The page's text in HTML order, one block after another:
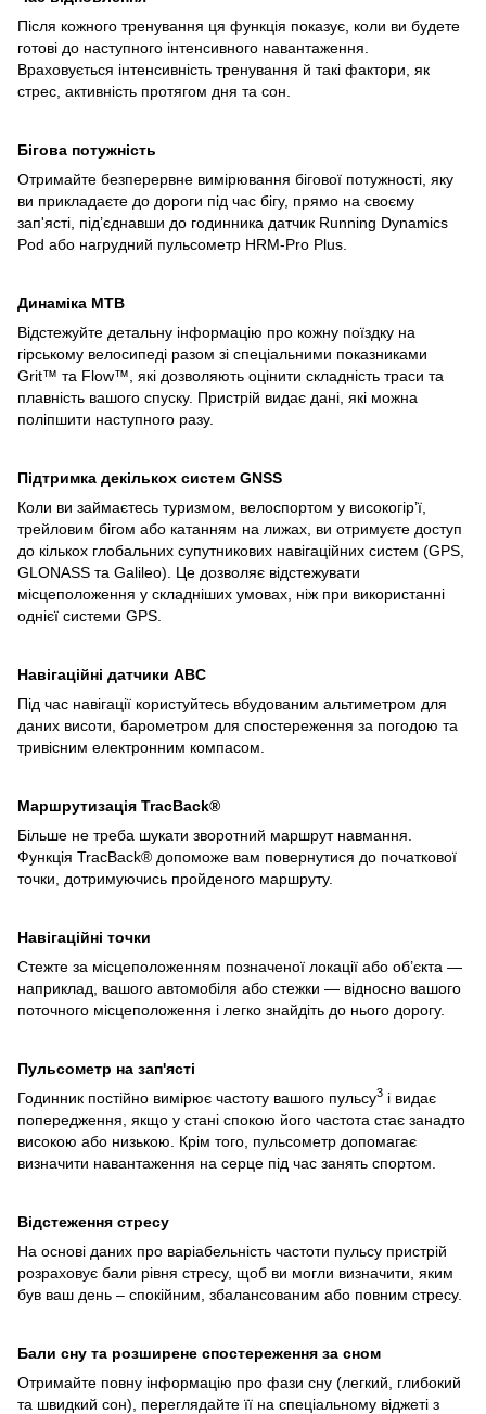
Після кожного тренування ця функція показує, коли ви будете
готові до наступного інтенсивного навантаження.
Враховується інтенсивність тренування й такі фактори, як
стрес, активність протягом дня та сон.
Бігова потужність
Отримайте безперервне вимірювання бігової потужності, яку
ви прикладаєте до дороги під час бігу, прямо на своєму
зап'ясті, під’єднавши до годинника датчик Running Dynamics
Pod або нагрудний пульсометр HRM-Pro Plus.
Динаміка MTB
Відстежуйте детальну інформацію про кожну поїздку на
гірському велосипеді разом зі спеціальними показниками
Grit™ та Flow™, які дозволяють оцінити складність траси та
плавність вашого спуску. Пристрій видає дані, які можна
поліпшити наступного разу.
Підтримка декількох систем GNSS
Коли ви займаєтесь туризмом, велоспортом у високогір’ї,
трейловим бігом або катанням на лижах, ви отримуєте доступ
до кількох глобальних супутникових навігаційних систем (GPS,
GLONASS та Galileo). Це дозволяє відстежувати
місцеположення у складніших умовах, ніж при використанні
однієї системи GPS.
Навігаційні датчики ABC
Під час навігації користуйтесь вбудованим альтиметром для
даних висоти, барометром для спостереження за погодою та
тривісним електронним компасом.
Маршрутизація TracBack®
Більше не треба шукати зворотний маршрут навмання.
Функція TracBack® допоможе вам повернутися до початкової
точки, дотримуючись пройденого маршруту.
Навігаційні точки
Стежте за місцеположенням позначеної локації або об’єкта —
наприклад, вашого автомобіля або стежки — відносно вашого
поточного місцеположення і легко знайдіть до нього дорогу.
Пульсометр на зап'ясті
Годинник постійно вимірює частоту вашого пульсу3 і видає
попередження, якщо у стані спокою його частота стає занадто
високою або низькою. Крім того, пульсометр допомагає
визначити навантаження на серце під час занять спортом.
Відстеження стресу
На основі даних про варіабельність частоти пульсу пристрій
розраховує бали рівня стресу, щоб ви могли визначити, яким
був ваш день – спокійним, збалансованим або повним стресу.
Бали сну та розширене спостереження за сном
Отримайте повну інформацію про фази сну (легкий, глибокий
та швидкий сон), переглядайте її на спеціальному віджеті з